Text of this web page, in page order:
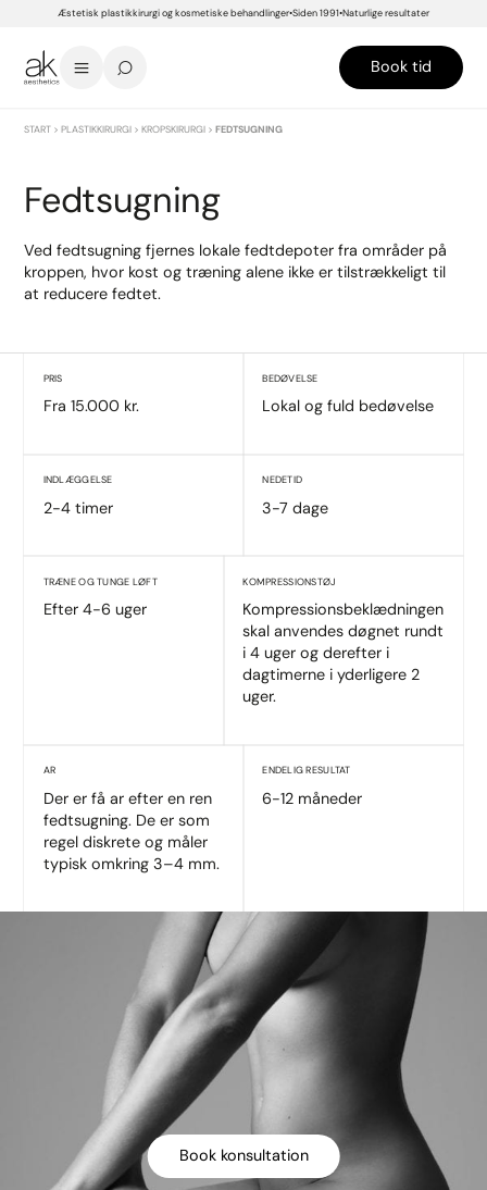
Æstetisk plastikkirurgi og kosmetiske behandlinger Siden 1991 Naturlige resultater
Book tid
START >PLASTIKKIRURGI >KROPSKIRURGI >FEDTSUGNING
Fedtsugning
Ved fedtsugning fjernes lokale fedtdepoter fra områder på
kroppen, hvor kost og træning alene ikke er tilstrækkeligt til
at reducere fedtet.
PRIS
Fra 15.000 kr.
BEDØVELSE
Lokal og fuld bedøvelse
INDLÆGGELSE
2-4 timer
NEDETID
3-7 dage
TRÆNE OG TUNGE LØFT
Efter 4-6 uger
KOMPRESSIONSTØJ
Kompressionsbeklædningen
skal anvendes døgnet rundt
i 4 uger og derefter i
dagtimerne i yderligere 2
uger.
AR
Der er få ar efter en ren
fedtsugning. De er som
regel diskrete og måler
typisk omkring 3–4 mm.
ENDELIG RESULTAT
6-12 måneder
Book konsultation